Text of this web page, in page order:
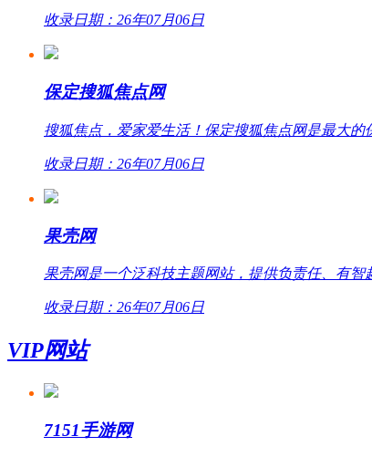
收录日期：26年07月06日
保定搜狐焦点网
搜狐焦点，爱家爱生活！保定搜狐焦点网是最大
收录日期：26年07月06日
果壳网
果壳网是一个泛科技主题网站，提供负责任、有
收录日期：26年07月06日
VIP网站
7151手游网